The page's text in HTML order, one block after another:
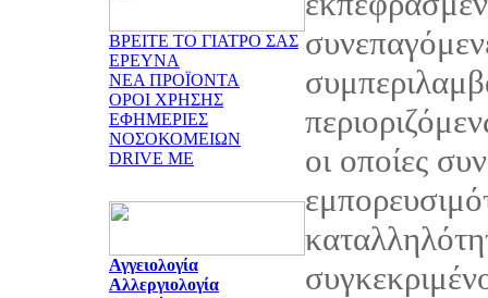
ΒΡΕΙΤΕ ΤΟ ΓΙΑΤΡΟ ΣΑΣ
ΕΡΕΥΝΑ
ΝΕΑ ΠΡΟΪΟΝΤΑ
ΟΡΟΙ ΧΡΗΣΗΣ
ΕΦΗΜΕΡΙΕΣ
ΝΟΣΟΚΟΜΕΙΩΝ
DRIVE ME
Αγγειολογία
Αλλεργιολογία
οι οποίες